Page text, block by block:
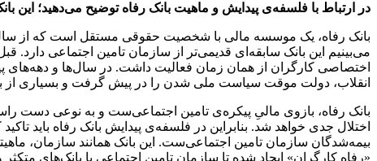
در ارتباط با فلسفه‌ی پیدایش و ماهیت بانک رفاه توضیح می‌دهید؛ این
می‌بینیم این بانک سابقه‌ای قدیمی‌تر از سازمان تامین اجتماعی دارد.
اختصاصی کارگران از همان زمان فعالیت داشت. در سال‌ها و دهه‌های
انقلاب، دولت موقت سیاست ملی شدن را در پیش گرفت و بسیاری از
بانک رفاه، بازوی مالیِ پیکره‌ی تامین اجتماعی‌ست و به نوعی دست
اختلال جدی خواهد شد. بنابراین در فلسفه‌ی پیدایش بانک رفاه باید
بیمه‌شدگان سازمان تامین اجتماعی‌ست. این بانک همانند سازمان،
«رفاه کارگران» ایجاد شده تا سازمان تامین اجتماعی با بانک‌های